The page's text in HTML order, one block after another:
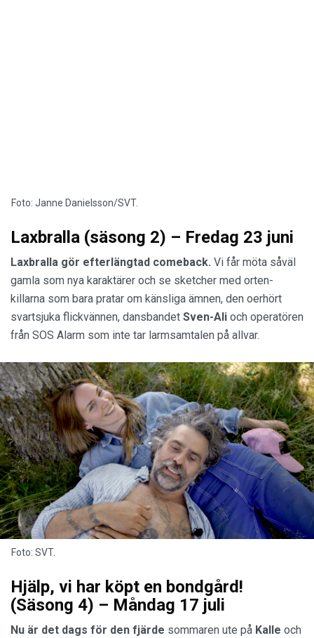
Foto: Janne Danielsson/SVT.
Laxbralla (säsong 2) – Fredag 23 juni
Laxbralla gör efterlängtad comeback. Vi får möta såväl
gamla som nya karaktärer och se sketcher med orten-
killarna som bara pratar om känsliga ämnen, den oerhört
svartsjuka flickvännen, dansbandet Sven-Ali och operatören
från SOS Alarm som inte tar larmsamtalen på allvar.
Foto: SVT.
Hjälp, vi har köpt en bondgård!
(Säsong 4) – Måndag 17 juli
Nu är det dags för den fjärde sommaren ute på Kalle och